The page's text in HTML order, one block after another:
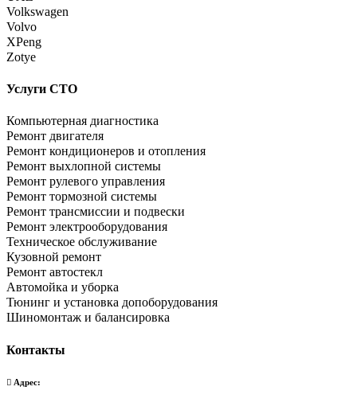
Volkswagen
Volvo
XPeng
Zotye
Услуги СТО
Компьютерная диагностика
Ремонт двигателя
Ремонт кондиционеров и отопления
Ремонт выхлопной системы
Ремонт рулевого управления
Ремонт тормозной системы
Ремонт трансмиссии и подвески
Ремонт электрооборудования
Техническое обслуживание
Кузовной ремонт
Ремонт автостекл
Автомойка и уборка
Тюнинг и установка допоборудования
Шиномонтаж и балансировка
Контакты
Адрес: